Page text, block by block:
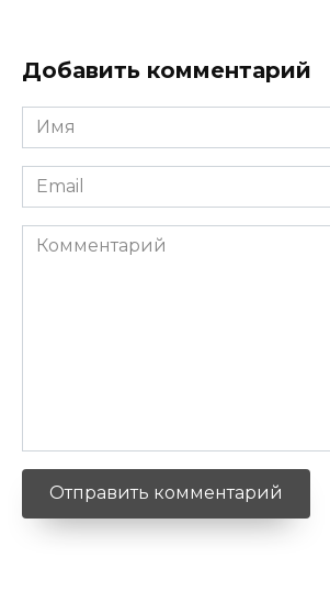
Добавить комментарий
Имя
*
Email
*
Комментарий